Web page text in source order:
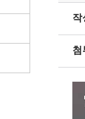
작
첨